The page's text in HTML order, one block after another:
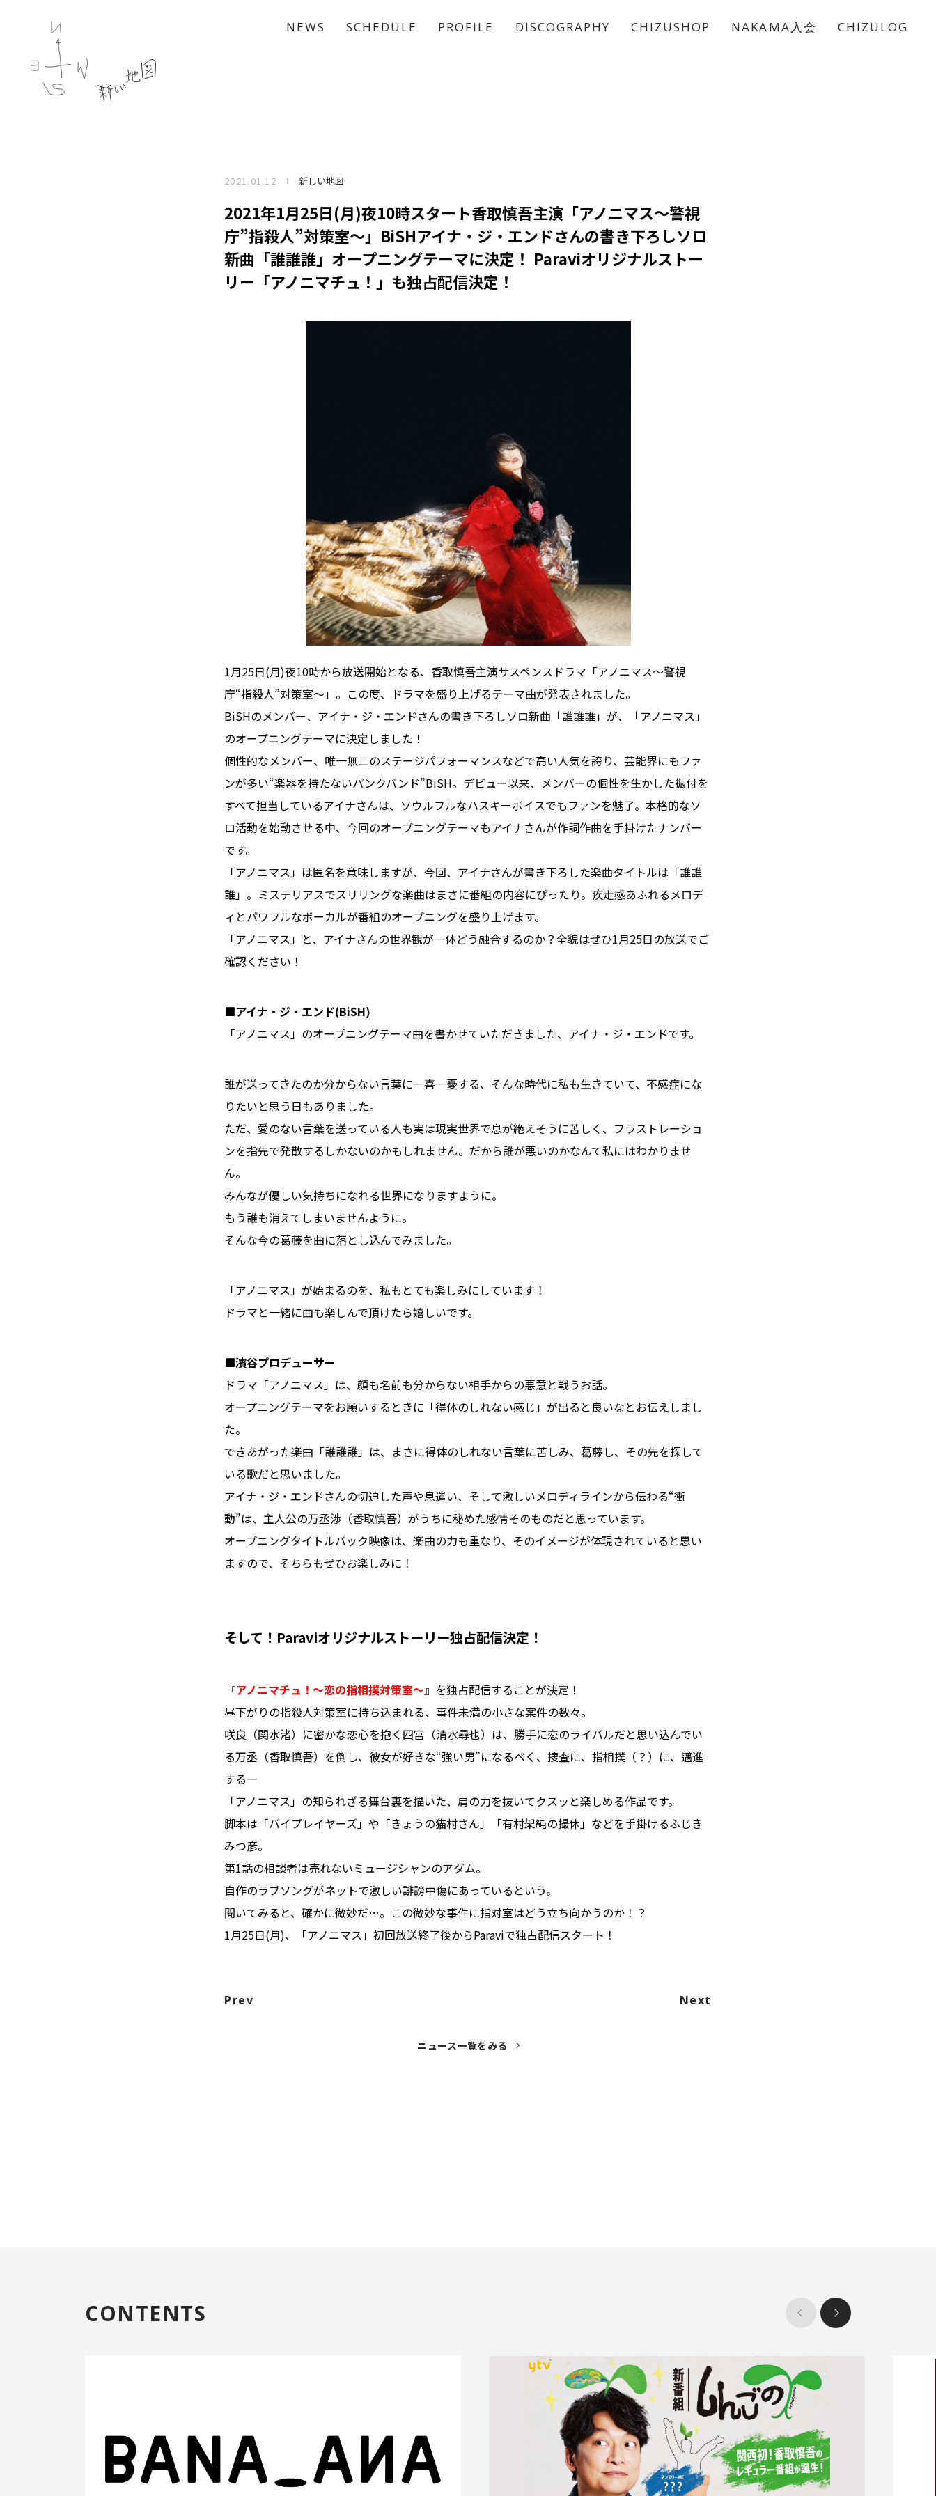
NEWS SCHEDULE PROFILE DISCOGRAPHY CHIZUSHOP NAKAMA入会 CHIZULOG
2021.01.12 新しい地図
2021年1月25日(月)夜10時スタート香取慎吾主演「アノニマス～警視
庁”指殺人”対策室～」BiSHアイナ・ジ・エンドさんの書き下ろしソロ
新曲「誰誰誰」オープニングテーマに決定！ Paraviオリジナルストー
リー「アノニマチュ！」も独占配信決定！
1月25日(月)夜10時から放送開始となる、香取慎吾主演サスペンスドラマ「アノニマス～警視
庁“指殺人”対策室～」。この度、ドラマを盛り上げるテーマ曲が発表されました。
BiSHのメンバー、アイナ・ジ・エンドさんの書き下ろしソロ新曲「誰誰誰」が、「アノニマス」
のオープニングテーマに決定しました！
個性的なメンバー、唯一無二のステージパフォーマンスなどで高い人気を誇り、芸能界にもファ
ンが多い“楽器を持たないパンクバンド”BiSH。デビュー以来、メンバーの個性を生かした振付を
すべて担当しているアイナさんは、ソウルフルなハスキーボイスでもファンを魅了。本格的なソ
ロ活動を始動させる中、今回のオープニングテーマもアイナさんが作詞作曲を手掛けたナンバー
です。
「アノニマス」は匿名を意味しますが、今回、アイナさんが書き下ろした楽曲タイトルは「誰誰
誰」。ミステリアスでスリリングな楽曲はまさに番組の内容にぴったり。疾走感あふれるメロデ
ィとパワフルなボーカルが番組のオープニングを盛り上げます。
「アノニマス」と、アイナさんの世界観が一体どう融合するのか？全貌はぜひ1月25日の放送でご
確認ください！
■アイナ・ジ・エンド(BiSH)
「アノニマス」のオープニングテーマ曲を書かせていただきました、アイナ・ジ・エンドです。
誰が送ってきたのか分からない言葉に一喜一憂する、そんな時代に私も生きていて、不感症にな
りたいと思う日もありました。
ただ、愛のない言葉を送っている人も実は現実世界で息が絶えそうに苦しく、フラストレーショ
ンを指先で発散するしかないのかもしれません。だから誰が悪いのかなんて私にはわかりませ
ん。
みんなが優しい気持ちになれる世界になりますように。
もう誰も消えてしまいませんように。
そんな今の葛藤を曲に落とし込んでみました。
「アノニマス」が始まるのを、私もとても楽しみにしています！
ドラマと一緒に曲も楽しんで頂けたら嬉しいです。
■濱谷プロデューサー
ドラマ「アノニマス」は、顔も名前も分からない相手からの悪意と戦うお話。
オープニングテーマをお願いするときに「得体のしれない感じ」が出ると良いなとお伝えしまし
た。
できあがった楽曲「誰誰誰」は、まさに得体のしれない言葉に苦しみ、葛藤し、その先を探して
いる歌だと思いました。
アイナ・ジ・エンドさんの切迫した声や息遣い、そして激しいメロディラインから伝わる“衝
動”は、主人公の万丞渉（香取慎吾）がうちに秘めた感情そのものだと思っています。
オープニングタイトルバック映像は、楽曲の力も重なり、そのイメージが体現されていると思い
ますので、そちらもぜひお楽しみに！
そして！Paraviオリジナルストーリー独占配信決定！
『アノニマチュ！～恋の指相撲対策室～』を独占配信することが決定！
昼下がりの指殺人対策室に持ち込まれる、事件未満の小さな案件の数々。
咲良（関水渚）に密かな恋心を抱く四宮（清水尋也）は、勝手に恋のライバルだと思い込んでい
る万丞（香取慎吾）を倒し、彼女が好きな“強い男”になるべく、捜査に、指相撲（？）に、邁進
する―
「アノニマス」の知られざる舞台裏を描いた、肩の力を抜いてクスッと楽しめる作品です。
脚本は「バイプレイヤーズ」や「きょうの猫村さん」「有村架純の撮休」などを手掛けるふじき
みつ彦。
第1話の相談者は売れないミュージシャンのアダム。
自作のラブソングがネットで激しい誹謗中傷にあっているという。
聞いてみると、確かに微妙だ…。この微妙な事件に指対室はどう立ち向かうのか！？
1月25日(月)、「アノニマス」初回放送終了後からParaviで独占配信スタート！
Prev Next
ニュース一覧をみる
CONTENTS